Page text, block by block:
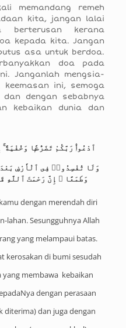
memandang remeh
kita, jangan lalai
berterusan kerana
kepada kita. Jangan
asa untuk berdoa.
doa pada
Janganlah mengsia-
ini, semoga
dengan sebabnya
kebaikan dunia dan
ٱدْعُوا۟ رَبَّكُمْ تَضَرُّعًۭا وَخُفْيَةً
وَلَا تُفْسِدُوا۟ فِى ٱلْأَرْضِ
وَطَمَعًا ۚ إِنَّ رَحْمَتَ ٱللَّهِ
dengan merendah diri
lahan. Sesungguhnya Allah
yang melampaui batas.
kerosakan di bumi sesudah
yang membawa kebaikan
dengan perasaan
diterima) dan juga dengan